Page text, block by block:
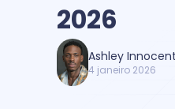
2026
Ashley Innocent
4 janeiro 2026